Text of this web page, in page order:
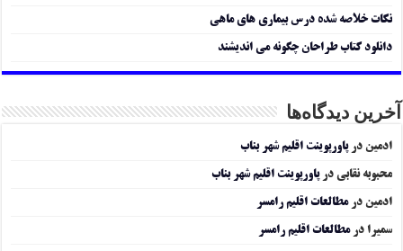
نکات خلاصه شده درس بیماری های ماهی
دانلود کتاب طراحان چگونه می اندیشند
آخرین دیدگاه‌ها
ادمین درپاورپوینت اقلیم شهر بناب
محبوبه نقابی درپاورپوینت اقلیم شهر بناب
ادمین درمطالعات اقلیم رامسر
سمیرا درمطالعات اقلیم رامسر